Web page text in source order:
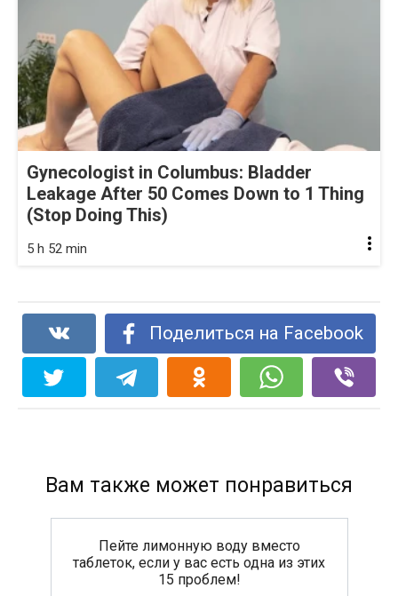
Gynecologist in Columbus: Bladder
Leakage After 50 Comes Down to 1 Thing
(Stop Doing This)
5 h 52 min
Поделиться на Facebook
Вам также может понравиться
Пейте лимонную воду вместо
таблеток, если у вас есть одна из этих
15 проблем!